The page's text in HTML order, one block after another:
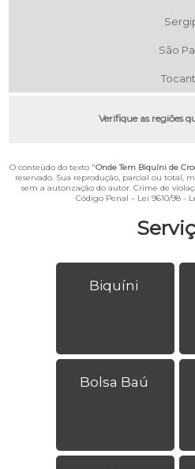
Biquíni
Bolsa Baú
São
Verifique as regiões
O conteúdo do texto "Onde Tem Biquíni de
reservado. Sua reprodução, parcial ou total,
sem a autorização do autor. Crime de
Código Penal – Lei 9610/98 -